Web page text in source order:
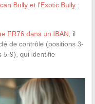
Bully et l'Exotic Bully :
FR76 dans un IBAN , il
de contrôle (positions 3-
5-9), qui identifie